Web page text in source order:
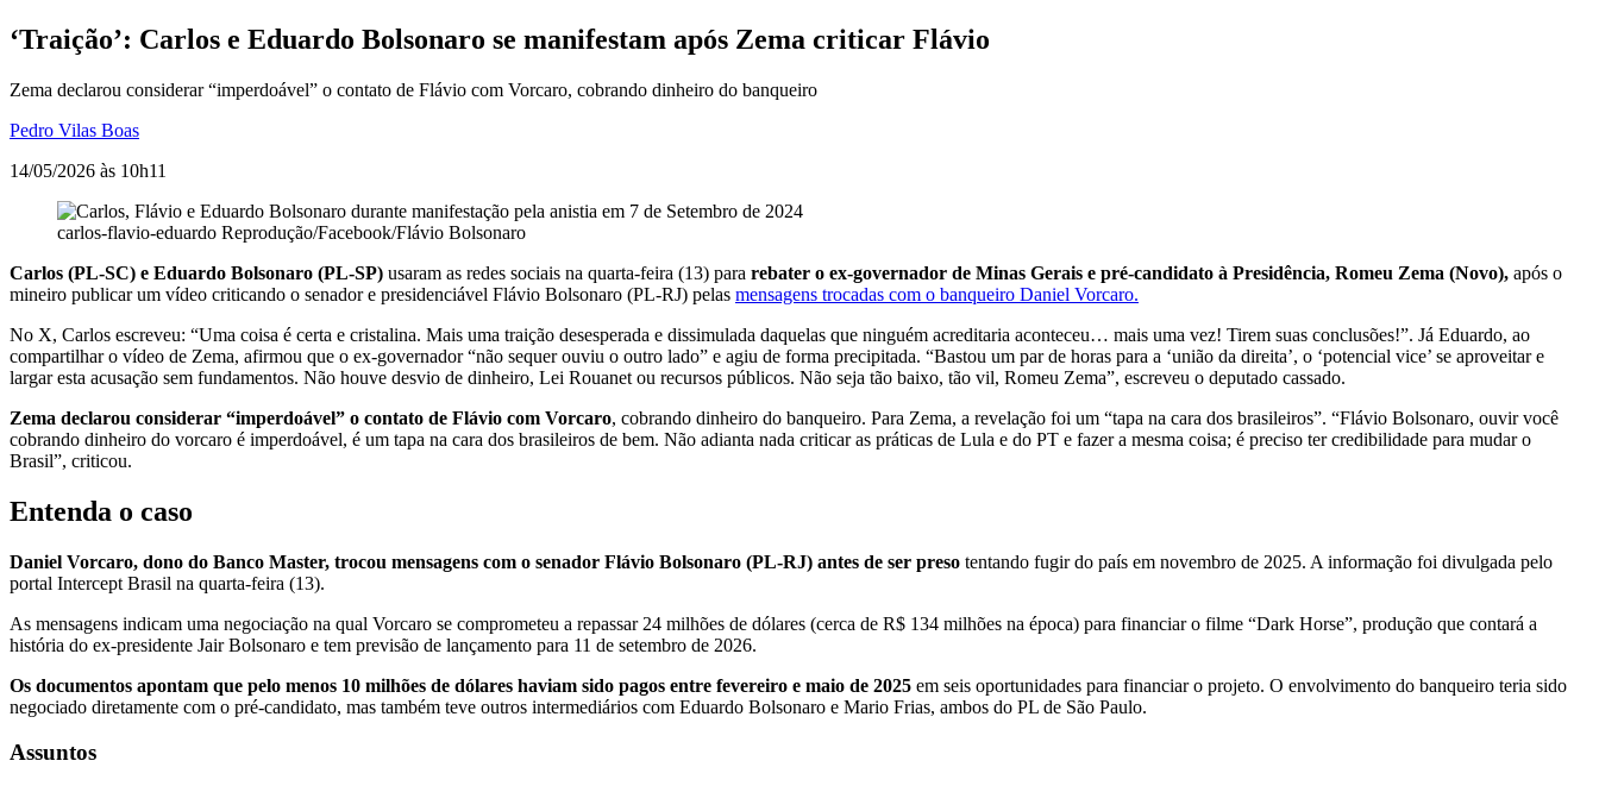
‘Traição’: Carlos e Eduardo Bolsonaro se manifestam após Zema criticar Flávio
Zema declarou considerar “imperdoável” o contato de Flávio com Vorcaro, cobrando dinheiro do banqueiro
Pedro Vilas Boas
14/05/2026 às 10h11
carlos-flavio-eduardo Reprodução/Facebook/Flávio Bolsonaro
Carlos (PL-SC) e Eduardo Bolsonaro (PL-SP) usaram as redes sociais na quarta-feira (13) para rebater o ex-governador de Minas Gerais e pré-candidato à Presidência, Romeu Zema (Novo), após o
mineiro publicar um vídeo criticando o senador e presidenciável Flávio Bolsonaro (PL-RJ) pelas mensagens trocadas com o banqueiro Daniel Vorcaro.
No X, Carlos escreveu: “Uma coisa é certa e cristalina. Mais uma traição desesperada e dissimulada daquelas que ninguém acreditaria aconteceu… mais uma vez! Tirem suas conclusões!”. Já Eduardo, ao
compartilhar o vídeo de Zema, afirmou que o ex-governador “não sequer ouviu o outro lado” e agiu de forma precipitada. “Bastou um par de horas para a ‘união da direita’, o ‘potencial vice’ se aproveitar e
largar esta acusação sem fundamentos. Não houve desvio de dinheiro, Lei Rouanet ou recursos públicos. Não seja tão baixo, tão vil, Romeu Zema”, escreveu o deputado cassado.
Zema declarou considerar “imperdoável” o contato de Flávio com Vorcaro, cobrando dinheiro do banqueiro. Para Zema, a revelação foi um “tapa na cara dos brasileiros”. “Flávio Bolsonaro, ouvir você
cobrando dinheiro do vorcaro é imperdoável, é um tapa na cara dos brasileiros de bem. Não adianta nada criticar as práticas de Lula e do PT e fazer a mesma coisa; é preciso ter credibilidade para mudar o
Brasil”, criticou.
Entenda o caso
Daniel Vorcaro, dono do Banco Master, trocou mensagens com o senador Flávio Bolsonaro (PL-RJ) antes de ser preso tentando fugir do país em novembro de 2025. A informação foi divulgada pelo
portal Intercept Brasil na quarta-feira (13).
As mensagens indicam uma negociação na qual Vorcaro se comprometeu a repassar 24 milhões de dólares (cerca de R$ 134 milhões na época) para financiar o filme “Dark Horse”, produção que contará a
história do ex-presidente Jair Bolsonaro e tem previsão de lançamento para 11 de setembro de 2026.
Os documentos apontam que pelo menos 10 milhões de dólares haviam sido pagos entre fevereiro e maio de 2025 em seis oportunidades para financiar o projeto. O envolvimento do banqueiro teria sido
negociado diretamente com o pré-candidato, mas também teve outros intermediários com Eduardo Bolsonaro e Mario Frias, ambos do PL de São Paulo.
Assuntos